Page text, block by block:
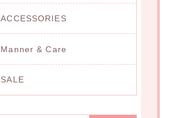
ACCESSORIES
Manner & Care
SALE